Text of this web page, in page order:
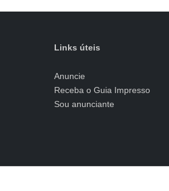
Links úteis
Anuncie
Receba o Guia Impresso
Sou anunciante